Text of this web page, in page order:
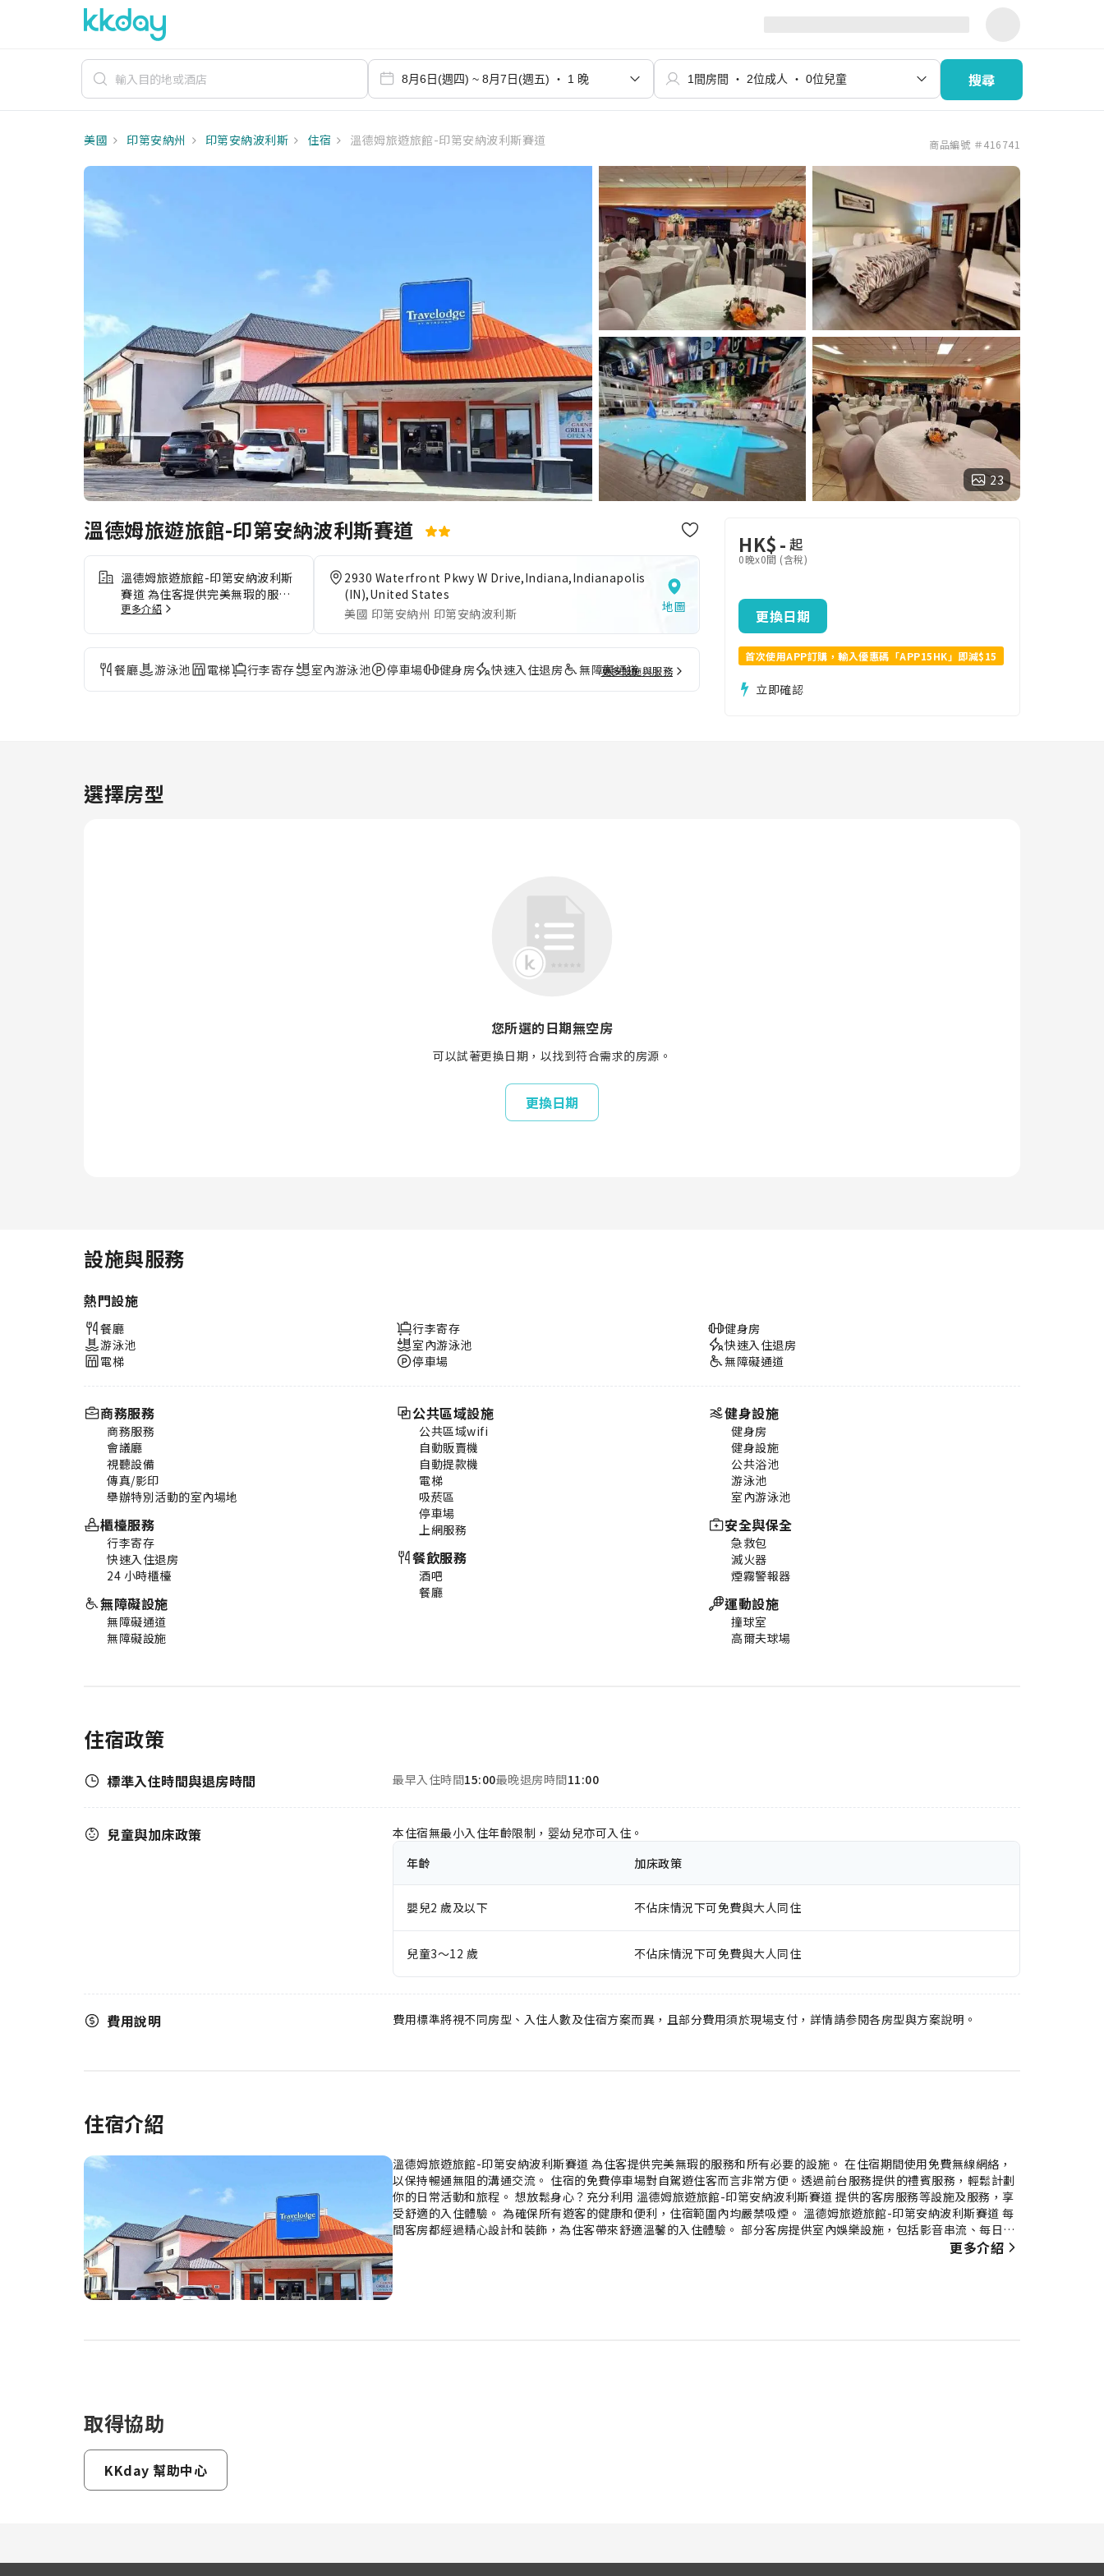
搜尋
美國 印第安納州 印第安納波利斯 住宿 溫德姆旅遊旅館-印第安納波利斯賽道 商品編號 ＃416741
23
溫德姆旅遊旅館-印第安納波利斯賽道
溫德姆旅遊旅館-印第安納波利斯
賽道 為住客提供完美無瑕的服務
和所有必要的設施。 在住宿期間
阻的溝通交流。 住宿的免費停車
場對自駕遊住客而言非常方便。透
過前台服務提供的禮賓服務，輕鬆
計劃你的日常活動和旅程。 想放
煙。 溫德姆旅遊旅館-印第安納波
利斯賽道 每間客房都經過精心設
更多介紹
2930 Waterfront Pkwy W Drive,Indiana,Indianapolis
(IN),United States
美國 印第安納州 印第安納波利斯
地圖
餐廳 游泳池 電梯 行李寄存 室內游泳池 停車場 健身房 快速入住退房 無障礙通道
更多設施與服務
HK$- 起
0晚x0間 (含稅)
更換日期
首次使用APP訂購，輸入優惠碼「APP15HK」即減$15
立即確認
選擇房型
您所選的日期無空房
可以試著更換日期，以找到符合需求的房源。
更換日期
設施與服務
熱門設施
餐廳
游泳池
電梯
行李寄存
室內游泳池
停車場
健身房
快速入住退房
無障礙通道
商務服務
商務服務
會議廳
視聽設備
傳真/影印
舉辦特別活動的室內場地
櫃檯服務
行李寄存
快速入住退房
24 小時櫃檯
無障礙設施
無障礙通道
無障礙設施
公共區域設施
公共區域wifi
自動販賣機
自動提款機
電梯
吸菸區
停車場
上網服務
餐飲服務
酒吧
餐廳
健身設施
健身房
健身設施
公共浴池
游泳池
室內游泳池
安全與保全
急救包
滅火器
煙霧警報器
運動設施
撞球室
高爾夫球場
住宿政策
標準入住時間與退房時間 最早入住時間15:00最晚退房時間11:00
兒童與加床政策
本住宿無最小入住年齡限制，婴幼兒亦可入住。
年齡
加床政策
嬰兒2 歲及以下 不佔床情況下可免費與大人同住
兒童3～12 歲 不佔床情況下可免費與大人同住
費用說明 費用標準將視不同房型、入住人數及住宿方案而異，且部分費用須於現場支付，詳情請参閱各房型與方案說明。
住宿介紹
溫德姆旅遊旅館-印第安納波利斯賽道 為住客提供完美無瑕的服務和所有必要的設施。 在住宿期間使用免費無線網絡，
以保持暢通無阻的溝通交流。 住宿的免費停車場對自駕遊住客而言非常方便。透過前台服務提供的禮賓服務，輕鬆計劃
你的日常活動和旅程。 想放鬆身心？充分利用 溫德姆旅遊旅館-印第安納波利斯賽道 提供的客房服務等設施及服務，享
受舒適的入住體驗。 為確保所有遊客的健康和便利，住宿範圍內均嚴禁吸煙。 溫德姆旅遊旅館-印第安納波利斯賽道 每
間客房都經過精心設計和裝飾，為住客帶來舒適溫馨的入住體驗。 部分客房提供室內娛樂設施，包括影音串流、每日報
紙或電視，讓你盡情享受。 部分客房配備沖泡咖啡或茶所需的一切用品，方便你使用。 部分客房的浴室提供浴袍、毛巾
更多介紹
取得協助
KKday 幫助中心